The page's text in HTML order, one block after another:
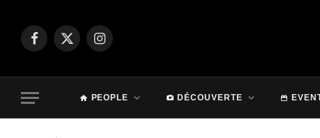
Facebook
X
Instagram
PEOPLE DÉCOUVERTE